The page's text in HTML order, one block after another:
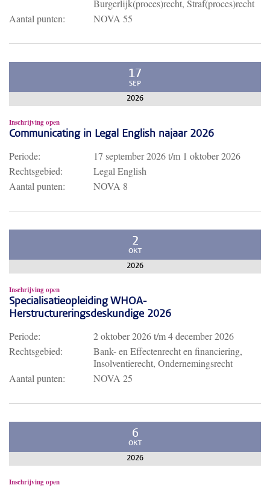
Burgerlijk(proces)recht, Straf(proces)recht
Aantal punten:
NOVA 55
17
SEP
2026
Inschrijving open
Communicating in Legal English najaar 2026
Periode: 17 september 2026t/m 1 oktober 2026
Rechtsgebied:
Legal English
Aantal punten:
NOVA 8
2
OKT
2026
Inschrijving open
Specialisatieopleiding WHOA-
Herstructureringsdeskundige 2026
Periode: 2 oktober 2026t/m4 december 2026
Rechtsgebied:
Bank- en Effectenrecht en financiering,
Insolventierecht, Ondernemingsrecht
Aantal punten:
NOVA 25
6
OKT
2026
Inschrijving open